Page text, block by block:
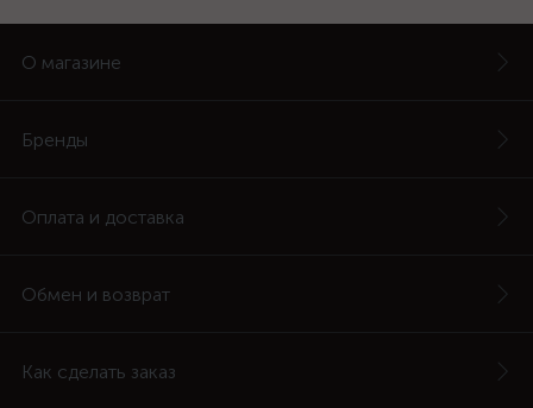
О магазине
Бренды
Оплата и доставка
Обмен и возврат
Как сделать заказ